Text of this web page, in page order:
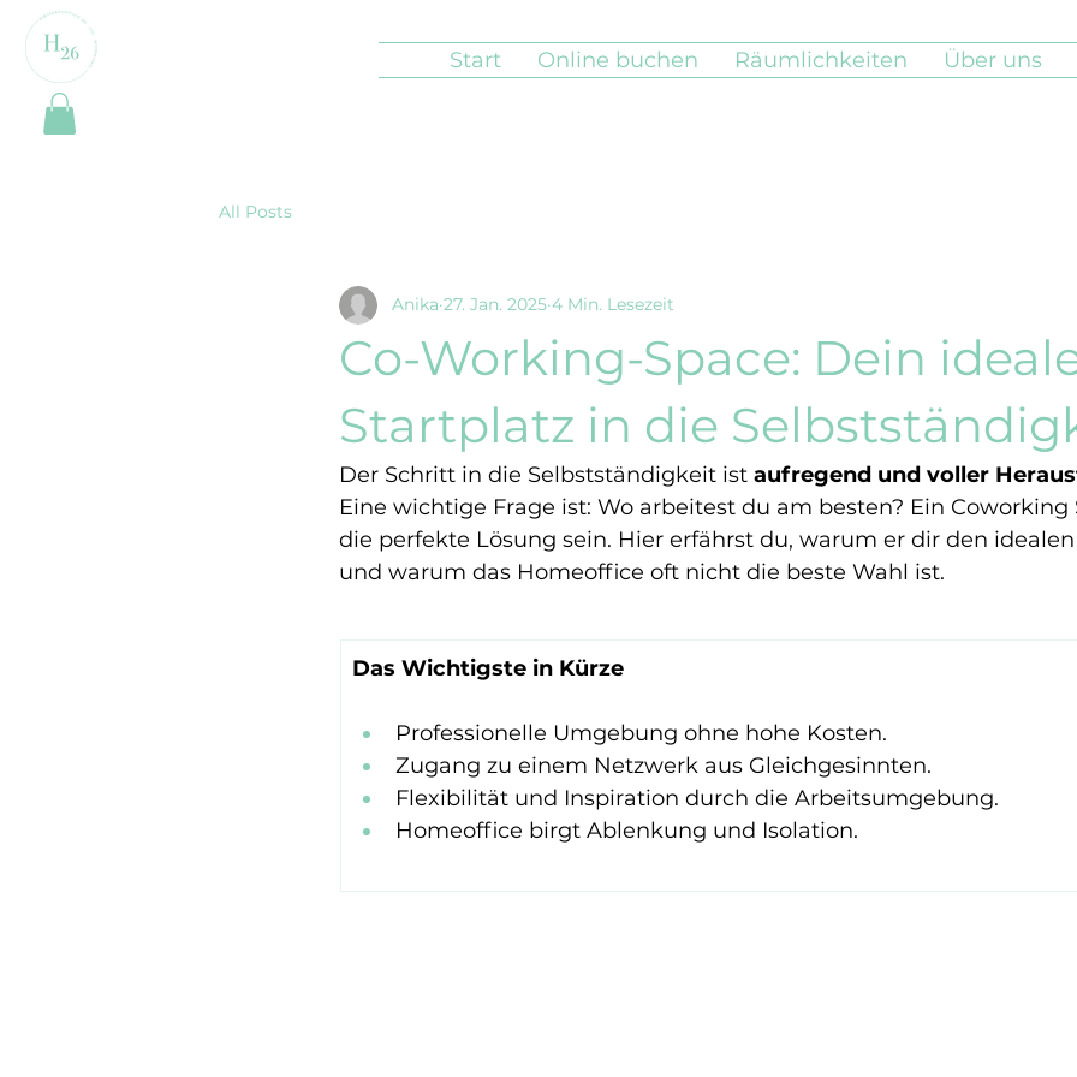
Start Online buchen Räumlichkeiten Über uns
All Posts
Co-Working-Space: Dein
Startplatz in die
Anika 27. Jan. 2025 4 Min. Lesezeit
Der Schritt in die Selbstständigkeit ist aufregend und voller
Eine wichtige Frage ist: Wo arbeitest du am besten? Ein Coworking
die perfekte Lösung sein. Hier erfährst du, warum er dir den
und warum das Homeoffice oft nicht die beste Wahl ist.
Das Wichtigste in Kürze
Professionelle Umgebung ohne hohe Kosten.
Zugang zu einem Netzwerk aus Gleichgesinnten.
Flexibilität und Inspiration durch die Arbeitsumgebung.
Homeoffice birgt Ablenkung und Isolation.